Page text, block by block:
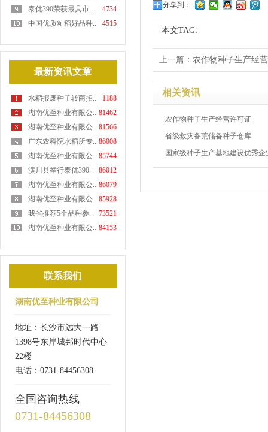
4734
泰优390荣获最具市..
4515
中国优质籼稻好品种..
最新资讯文章
1188
水稻报废种子转商招..
81462
湖南优至种业有限公..
81566
湖南优至种业有限公..
86008
广东农科院水稻所专..
85744
湖南优至种业有限公..
86012
潢川县举行泰优390..
86079
湖南优至种业有限公..
85928
湖南优至种业有限公..
73521
我省推荐5个品种参..
84153
湖南优至种业有限公..
联系我们
湖南优至种业有限公司
地址：长沙市远大一路
1398号东岸城邦时代中心
22楼
电话：0731-84456308
全国咨询热线
0731-84456308
分享到：
本文TAG:
上一篇： 农作物种子生产经
相关资讯
农作物种子生产经营许可证
省级救灾备荒储备种子仓库
国家级种子生产基地建设优秀企